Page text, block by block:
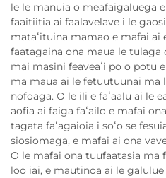
le le manuia o meafaigaluega
faaitiitia ai faalavelave i le
mataʻituina mamao e mafai ai
faatagaina ona maua le
mai masini feaveaʻi po o potu
ma maua ai le fetuutuunai ma
nofoaga. O le ili e faʻaalu ai le
aofia ai faiga faʻailo e mafai
tagata faʻagaioia i soʻo se
siosiomaga, e mafai ai ona
O le mafai ona tuufaatasia ma
loo iai, e mautinoa ai le